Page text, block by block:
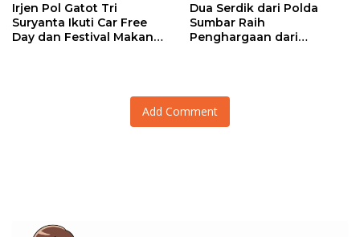
Irjen Pol Gatot Tri
Suryanta Ikuti Car Free
Day dan Festival Makan
Dua Serdik dari Polda
Sumbar Raih
Penghargaan dari
Add Comment